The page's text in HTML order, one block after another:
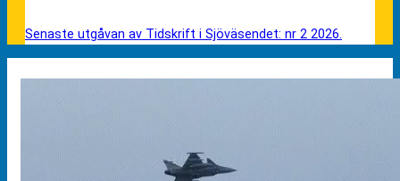
Senaste utgåvan av Tidskrift i Sjöväsendet: nr 2 2026.